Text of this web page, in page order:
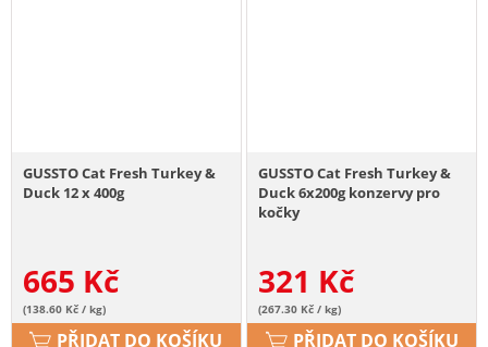
GUSSTO Cat Fresh Turkey &
Duck 12 x 400g
665 Kč
(138.60 Kč / kg)
PŘIDAT DO KOŠÍKU
GUSSTO Cat Fresh Turkey &
Duck 6x200g konzervy pro
kočky
321 Kč
(267.30 Kč / kg)
PŘIDAT DO KOŠÍKU